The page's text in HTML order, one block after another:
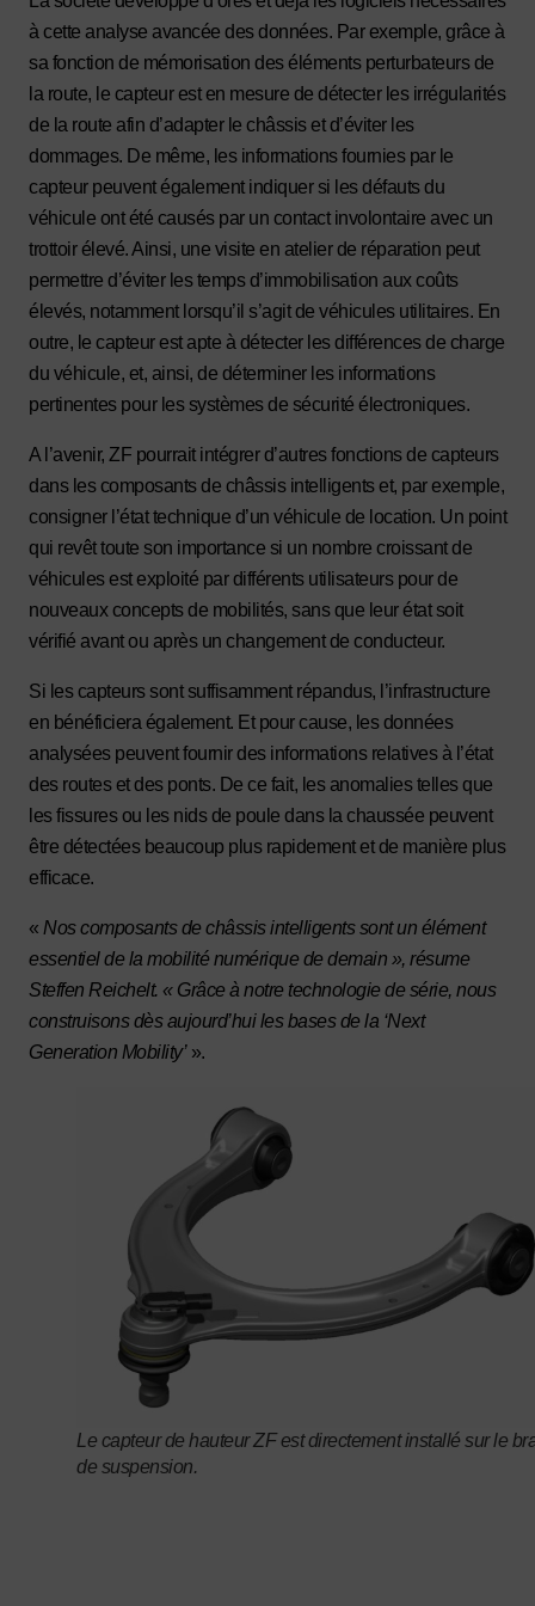
à cette analyse avancée des données. Par exemple, grâce à
sa fonction de mémorisation des éléments perturbateurs de
la route, le capteur est en mesure de détecter les irrégularités
de la route afin d’adapter le châssis et d’éviter les
dommages. De même, les informations fournies par le
capteur peuvent également indiquer si les défauts du
véhicule ont été causés par un contact involontaire avec un
trottoir élevé. Ainsi, une visite en atelier de réparation peut
permettre d’éviter les temps d’immobilisation aux coûts
élevés, notamment lorsqu’il s’agit de véhicules utilitaires. En
outre, le capteur est apte à détecter les différences de charge
du véhicule, et, ainsi, de déterminer les informations
pertinentes pour les systèmes de sécurité électroniques.
A l’avenir, ZF pourrait intégrer d’autres fonctions de capteurs
dans les composants de châssis intelligents et, par exemple,
consigner l’état technique d’un véhicule de location. Un point
qui revêt toute son importance si un nombre croissant de
véhicules est exploité par différents utilisateurs pour de
nouveaux concepts de mobilités, sans que leur état soit
vérifié avant ou après un changement de conducteur.
Si les capteurs sont suffisamment répandus, l’infrastructure
en bénéficiera également. Et pour cause, les données
analysées peuvent fournir des informations relatives à l’état
des routes et des ponts. De ce fait, les anomalies telles que
les fissures ou les nids de poule dans la chaussée peuvent
être détectées beaucoup plus rapidement et de manière plus
efficace.
« Nos composants de châssis intelligents sont un élément
essentiel de la mobilité numérique de demain », résume
Steffen Reichelt. « Grâce à notre technologie de série, nous
construisons dès aujourd’hui les bases de la ‘Next
Generation Mobility’».
Le capteur de hauteur ZF est directement installé sur le
de suspension.